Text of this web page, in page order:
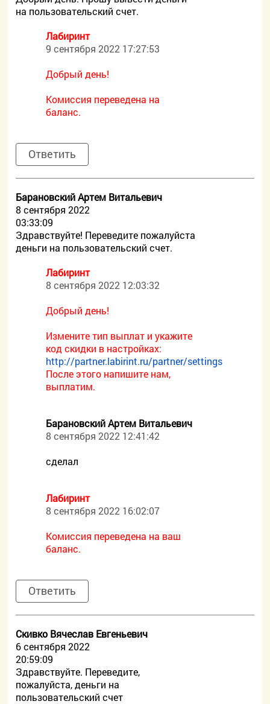
на пользовательский счет.
Лабиринт
9 сентября 2022 17:27:53
Добрый день!
Комиссия переведена на
баланс.
Ответить
Барановский Артем Витальевич
8 сентября 2022
03:33:09
Здравствуйте! Переведите пожалуйста
деньги на пользовательский счет.
Лабиринт
8 сентября 2022 12:03:32
Добрый день!
Измените тип выплат и укажите
код скидки в настройках:
http://partner.labirint.ru/partner/settings
После этого напишите нам,
выплатим.
Барановский Артем Витальевич
8 сентября 2022 12:41:42
сделал
Лабиринт
8 сентября 2022 16:02:07
Комиссия переведена на ваш
баланс.
Ответить
Скивко Вячеслав Евгеньевич
6 сентября 2022
20:59:09
Здравствуйте. Переведите,
пожалуйста, деньги на
пользовательский счет